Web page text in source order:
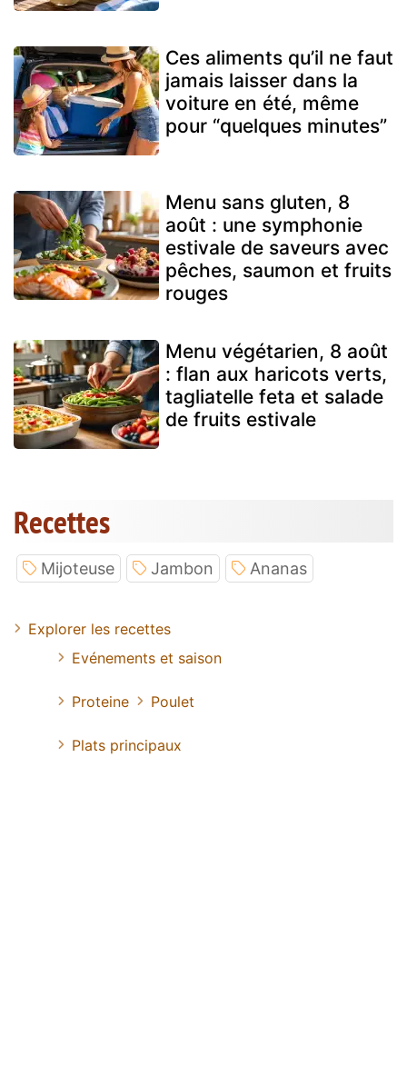
Ces aliments qu’il ne faut
jamais laisser dans la
voiture en été, même
pour “quelques minutes”
Menu sans gluten, 8
août : une symphonie
estivale de saveurs avec
pêches, saumon et fruits
rouges
Menu végétarien, 8 août
: flan aux haricots verts,
tagliatelle feta et salade
de fruits estivale
Recettes
Mijoteuse Jambon Ananas
Explorer les recettes
Evénements et saison
Proteine Poulet
Plats principaux